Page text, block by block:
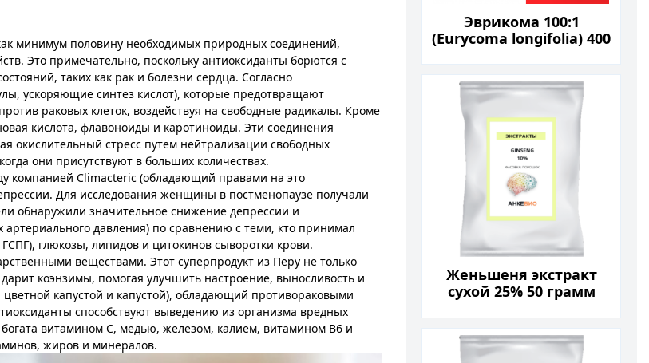
минимум половину необходимых природных соединений,
Это примечательно, поскольку антиоксиданты борются с
таких как рак и болезни сердца. Согласно
ускоряющие синтез кислот), которые предотвращают
раковых клеток, воздействуя на свободные радикалы. Кроме
кислота, флавоноиды и каротиноиды. Эти соединения
окислительный стресс путем нейтрализации свободных
они присутствуют в больших количествах.
компанией Climacteric (обладающий правами на это
Для исследования женщины в постменопаузе получали
обнаружили значительное снижение депрессии и
давления) по сравнению с теми, кто принимал
глюкозы, липидов и цитокинов сыворотки крови.
веществами. Этот суперпродукт из Перу не только
коэнзимы, помогая улучшить настроение, выносливость и
капустой и капустой), обладающий противораковыми
способствуют выведению из организма вредных
витамином С, медью, железом, калием, витамином B6 и
жиров и минералов.
Эврикома 100:1
(Eurycoma longifolia) 400
Женьшеня экстракт
сухой 25% 50 грамм